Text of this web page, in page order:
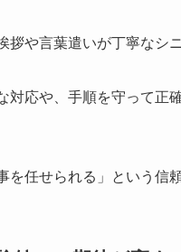
拶や言葉遣いが丁寧なシ
対応や、手順を守って正
を任せられる」という信